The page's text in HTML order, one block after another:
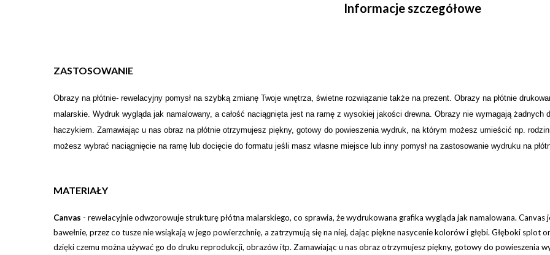
Informacje szczegółowe
ZASTOSOWANIE
Obrazy na płótnie- rewelacyjny pomysł na szybką zmianę Twoje wnętrza, świetne rozwiązanie także na prezent. Obrazy na płótnie
malarskie. Wydruk wygląda jak namalowany, a całość naciągnięta jest na ramę z wysokiej jakości drewna. Obrazy nie wymagają
haczykiem. Zamawiając u nas obraz na płótnie otrzymujesz piękny, gotowy do powieszenia wydruk, na którym możesz umieścić np.
możesz wybrać naciągnięcie na ramę lub docięcie do formatu jeśli masz własne miejsce lub inny pomysł na zastosowanie wydruku na
MATERIAŁY
Canvas - rewelacyjnie odwzorowuje strukturę płótna malarskiego, co sprawia, że wydrukowana grafika wygląda jak namalowana.
bawełnie, przez co tusze nie wsiąkają w jego powierzchnię, a zatrzymują się na niej, dając piękne nasycenie kolorów i głębi. Głęboki splot
dzięki czemu można używać go do druku reprodukcji, obrazów itp. Zamawiając u nas obraz otrzymujesz piękny, gotowy do powieszenia